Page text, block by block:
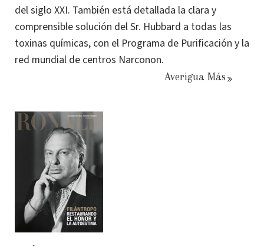
del siglo XXI. También está detallada la clara y
comprensible solución del Sr. Hubbard a todas las
toxinas químicas, con el Programa de Purificación y la
red mundial de centros Narconon.
Averigua Más